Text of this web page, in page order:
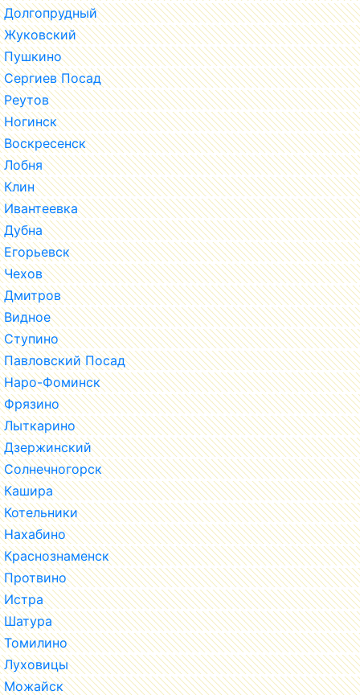
Долгопрудный
Жуковский
Пушкино
Сергиев Посад
Реутов
Ногинск
Воскресенск
Лобня
Клин
Ивантеевка
Дубна
Егорьевск
Чехов
Дмитров
Видное
Ступино
Павловский Посад
Наро-Фоминск
Фрязино
Лыткарино
Дзержинский
Солнечногорск
Кашира
Котельники
Нахабино
Краснознаменск
Протвино
Истра
Шатура
Томилино
Луховицы
Можайск